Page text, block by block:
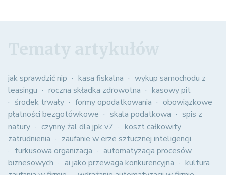
jak sprawdzić nip kasa fiskalna
wykup samochodu z
leasingu
roczna składka zdrowotna
kasowy pit
środek trwały
formy opodatkowania
obowiązkowe
płatności bezgotówkowe
skala podatkowa
spis z
natury
czynny żal dla jpk v7
koszt całkowity
zatrudnienia
zaufanie w erze sztucznej inteligencji
turkusowa organizacja
automatyzacja procesów
biznesowych
ai jako przewaga konkurencyjna
kultura